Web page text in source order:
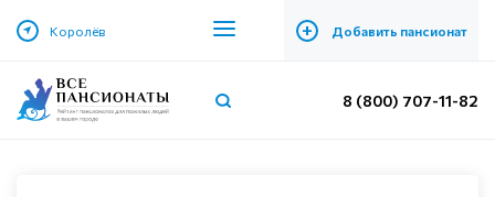
Королёв + Добавить пансионат
8 (800) 707-11-82